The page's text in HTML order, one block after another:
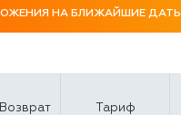
НА БЛИЖАЙШИЕ ДАТЫ
Возврат Тариф